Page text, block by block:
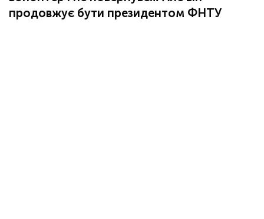
продовжує бути президентом ФНТУ